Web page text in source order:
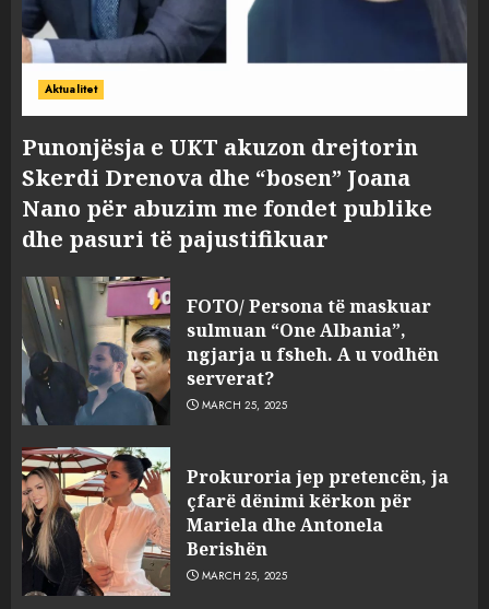
Aktualitet
Punonjësja e UKT akuzon drejtorin
Skerdi Drenova dhe “bosen” Joana
Nano për abuzim me fondet publike
dhe pasuri të pajustifikuar
FOTO/ Persona të maskuar
sulmuan “One Albania”,
ngjarja u fsheh. A u vodhën
serverat?
MARCH 25, 2025
Prokuroria jep pretencën, ja
çfarë dënimi kërkon për
Mariela dhe Antonela
Berishën
MARCH 25, 2025